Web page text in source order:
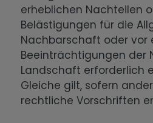
erheblichen Nachteilen
Belästigungen für die
Nachbarschaft oder vor
Beeinträchtigungen der
Landschaft erforderlich
Gleiche gilt, sofern
rechtliche Vorschriften